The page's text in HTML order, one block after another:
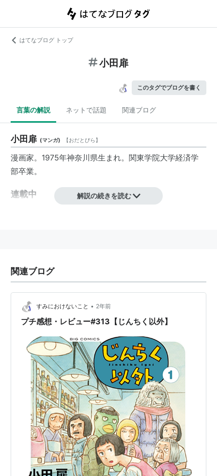
はてなブログ トップ
小田扉
このタグでブログを書く
言葉の解説 ネットで話題 関連ブログ
小田扉 (マンガ) 【おだとびら】
漫画家。1975年神奈川県生まれ。関東学院大学経済学
部卒業。
連載中
モーニング・ツー
「前夜祭」
単行本
こさめちゃん(短編集)
ISBN:406334388X
そっと好かれる(短編集)
ISBN:4872336895
(被)警察24時 全１巻
ISBN:4408167088
男ロワイヤル(短編集)
ISBN:4872338243
団地ともお 以下続刊
ISBN:409187231X
ISBN:4091872328
ISBN:4091872336
解説の続きを読む
関連ブログ
すみにおけないこと • 2年前
プチ感想・レビュー#313【じんちく以外】